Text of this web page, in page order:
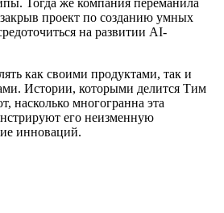
Тогда же компания переманила
проект по созданию умных
на развитии AI-
как своими продуктами, так и
Истории, которыми делится Тим
насколько многогранна эта
его неизменную
инноваций.